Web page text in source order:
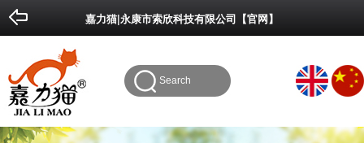
嘉力猫|永康市索欣科技有限公司【官网】
Done